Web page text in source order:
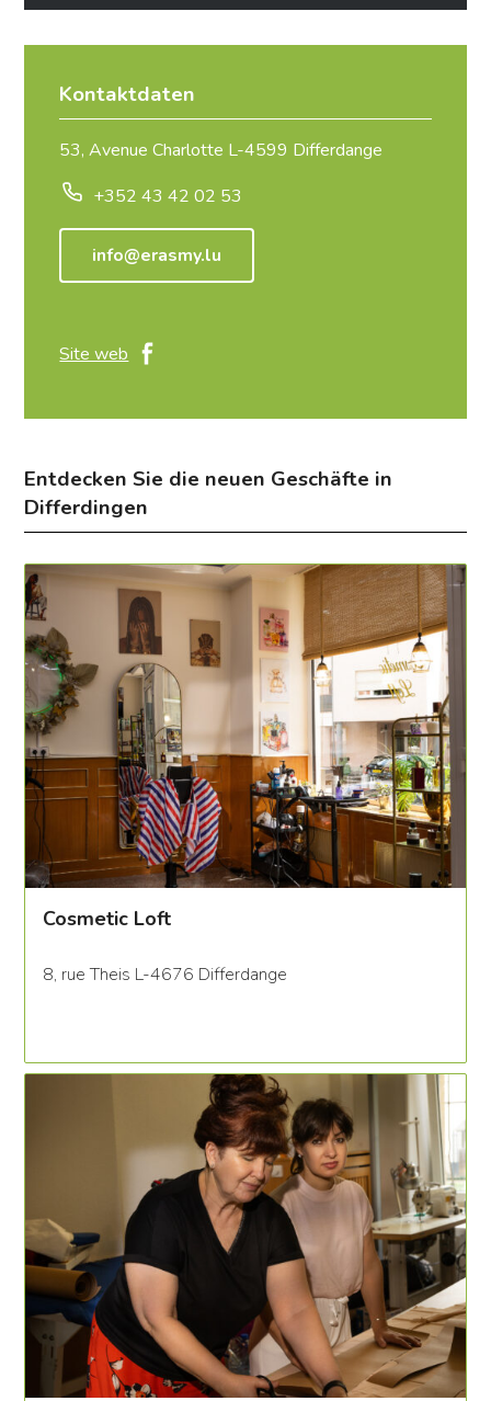
Kontaktdaten
53, Avenue Charlotte L-4599 Differdange
+352 43 42 02 53
info@erasmy.lu
Site web
Entdecken Sie die neuen Geschäfte in
Differdingen
Cosmetic Loft
8, rue Theis L-4676 Differdange